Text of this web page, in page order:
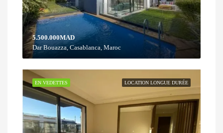
5.500.000MAD
Dar Bouazza, Casablanca, Maroc
LOCATION LONGUE DURÉE
EN VEDETTES